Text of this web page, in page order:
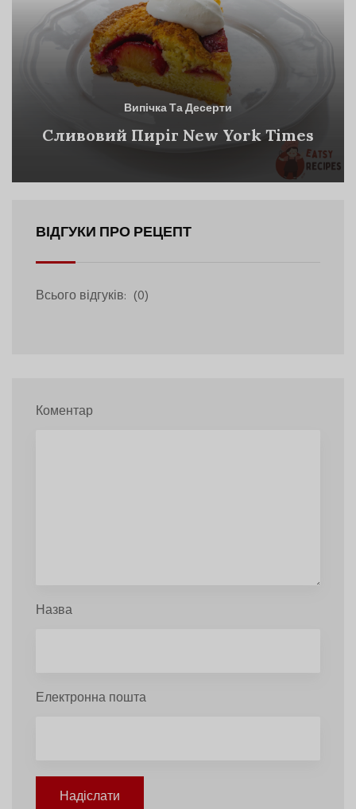
Випічка Та Десерти
Сливовий Пиріг New York Times
ВІДГУКИ ПРО РЕЦЕПТ
Всього відгуків: (0)
Коментар
Назва
Електронна пошта
Надіслати